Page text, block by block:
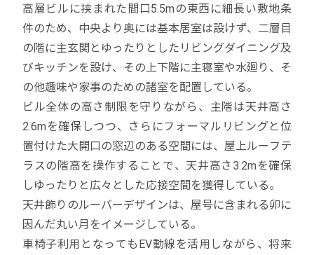
高層ビルに挟まれた間口5.5mの東西に細長い敷地条
件のため、中央より奥には基本居室は設けず、二層目
の階に主玄関とゆったりとしたリビングダイニング及
びキッチンを設け、その上下階に主寝室や水廻り、そ
の他趣味や家事のための諸室を配置している。
ビル全体の高さ制限を守りながら、主階は天井高さ
2.6mを確保しつつ、さらにフォーマルリビングと位
置付けた大開口の窓辺のある空間には、屋上ルーフテ
ラスの階高を操作することで、天井高さ3.2mを確保
しゆったりと広々とした応接空間を獲得している。
天井飾りのルーバーデザインは、屋号に含まれる卯に
因んだ丸い月をイメージしている。
車椅子利用となってもEV動線を活用しながら、将来